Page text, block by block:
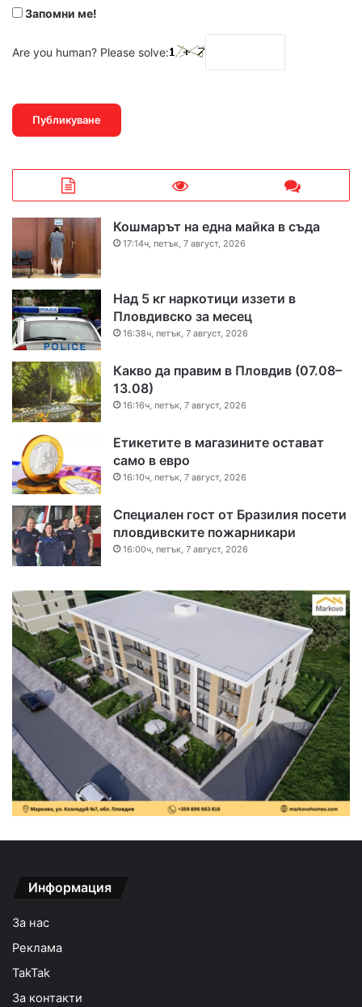
Запомни ме!
Are you human? Please solve:
Кошмарът на една майка в съда
17:14ч, петък, 7 август, 2026
Над 5 кг наркотици иззети в
Пловдивско за месец
16:38ч, петък, 7 август, 2026
Какво да правим в Пловдив (07.08–
13.08)
16:16ч, петък, 7 август, 2026
Етикетите в магазините остават
само в евро
16:10ч, петък, 7 август, 2026
Специален гост от Бразилия посети
пловдивските пожарникари
16:00ч, петък, 7 август, 2026
Информация
За нас
Реклама
TakTak
За контакти